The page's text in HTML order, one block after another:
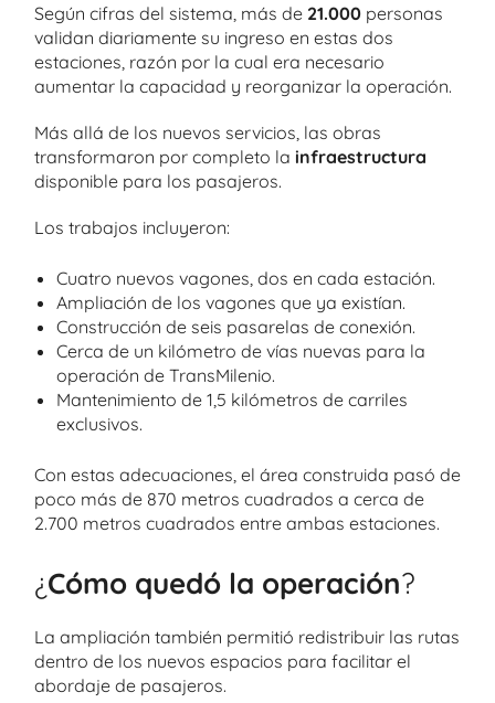
Según cifras del sistema, más de 21.000 personas
validan diariamente su ingreso en estas dos
estaciones, razón por la cual era necesario
aumentar la capacidad y reorganizar la operación.
Más allá de los nuevos servicios, las obras
transformaron por completo la infraestructura
disponible para los pasajeros.
Los trabajos incluyeron:
Cuatro nuevos vagones, dos en cada estación.
Ampliación de los vagones que ya existían.
Construcción de seis pasarelas de conexión.
Cerca de un kilómetro de vías nuevas para la
operación de TransMilenio.
Mantenimiento de 1,5 kilómetros de carriles
exclusivos.
Con estas adecuaciones, el área construida pasó de
poco más de 870 metros cuadrados a cerca de
2.700 metros cuadrados entre ambas estaciones.
¿Cómo quedó la operación?
La ampliación también permitió redistribuir las rutas
dentro de los nuevos espacios para facilitar el
abordaje de pasajeros.